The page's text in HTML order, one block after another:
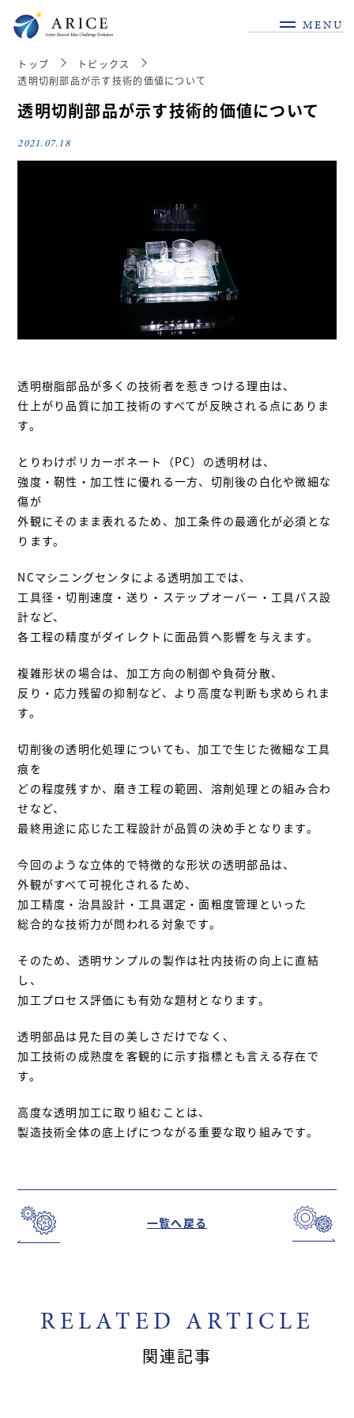
MENU
トップ
トピックス
透明切削部品が示す技術的価値について
透明切削部品が示す技術的価値について
2021.07.18
透明樹脂部品が多くの技術者を惹きつける理由は、
仕上がり品質に加工技術のすべてが反映される点にありま
す。
とりわけポリカーボネート（PC）の透明材は、
強度・靭性・加工性に優れる一方、切削後の白化や微細な
傷が
外観にそのまま表れるため、加工条件の最適化が必須とな
ります。
NCマシニングセンタによる透明加工では、
工具径・切削速度・送り・ステップオーバー・工具パス設
計など、
各工程の精度がダイレクトに面品質へ影響を与えます。
複雑形状の場合は、加工方向の制御や負荷分散、
反り・応力残留の抑制など、より高度な判断も求められま
す。
切削後の透明化処理についても、加工で生じた微細な工具
痕を
どの程度残すか、磨き工程の範囲、溶剤処理との組み合わ
せなど、
最終用途に応じた工程設計が品質の決め手となります。
今回のような立体的で特徴的な形状の透明部品は、
外観がすべて可視化されるため、
加工精度・治具設計・工具選定・面粗度管理といった
総合的な技術力が問われる対象です。
そのため、透明サンプルの製作は社内技術の向上に直結
し、
加工プロセス評価にも有効な題材となります。
透明部品は見た目の美しさだけでなく、
加工技術の成熟度を客観的に示す指標とも言える存在で
す。
高度な透明加工に取り組むことは、
製造技術全体の底上げにつながる重要な取り組みです。
一覧へ戻る
RELATED ARTICLE
関連記事